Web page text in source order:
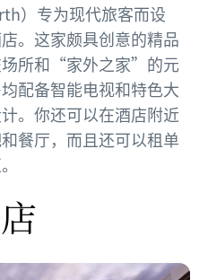
）专为现代旅客而设
。这家颇具创意的精品
场所和“家外之家”的元
配备智能电视和特色大
。你还可以在酒店附近
餐厅，而且还可以租单